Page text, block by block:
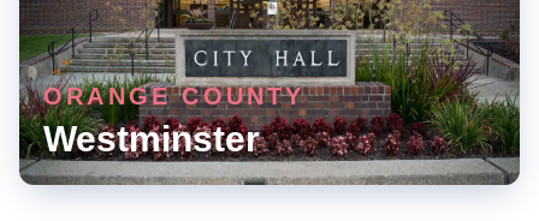
ORANGE COUNTY
Westminster